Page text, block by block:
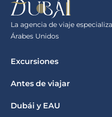
La agencia de viaje
Árabes Unidos
Excursiones
Antes de viajar
Dubái y EAU